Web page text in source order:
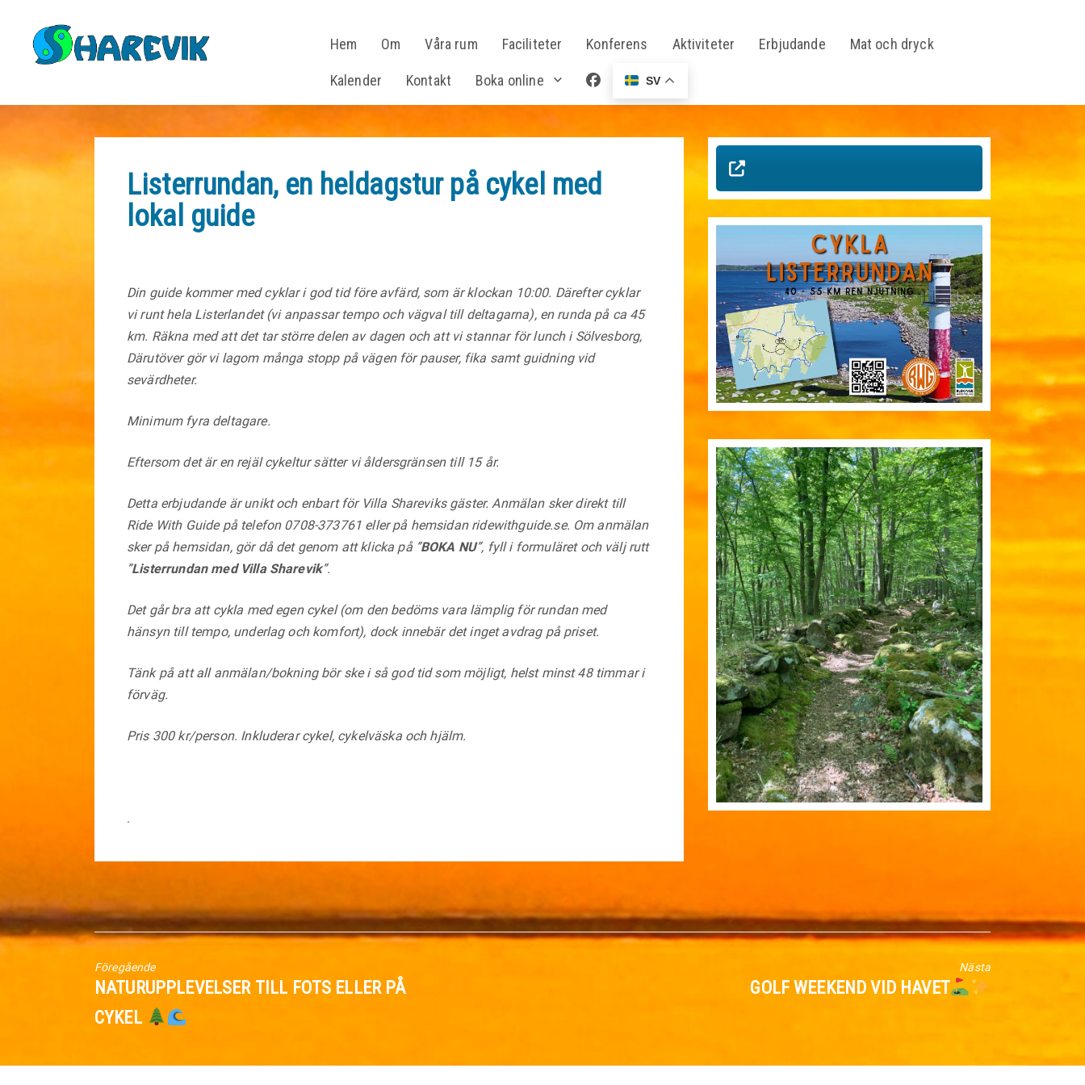
Hem Om Våra rum Faciliteter Konferens Aktiviteter Erbjudande Mat och dryck
Kalender Kontakt Boka online SV
Listerrundan, en heldagstur på cykel med
lokal guide
Din guide kommer med cyklar i god tid före avfärd, som är klockan 10:00. Därefter cyklar
vi runt hela Listerlandet (vi anpassar tempo och vägval till deltagarna), en runda på ca 45
km. Räkna med att det tar större delen av dagen och att vi stannar för lunch i Sölvesborg,
Därutöver gör vi lagom många stopp på vägen för pauser, fika samt guidning vid
sevärdheter.
Minimum fyra deltagare.
Eftersom det är en rejäl cykeltur sätter vi åldersgränsen till 15 år.
Detta erbjudande är unikt och enbart för Villa Shareviks gäster. Anmälan sker direkt till
Ride With Guide på telefon 0708-373761 eller på hemsidan ridewithguide.se. Om anmälan
sker på hemsidan, gör då det genom att klicka på ”BOKA NU”, fyll i formuläret och välj rutt
”Listerrundan med Villa Sharevik”.
Det går bra att cykla med egen cykel (om den bedöms vara lämplig för rundan med
hänsyn till tempo, underlag och komfort), dock innebär det inget avdrag på priset.
Tänk på att all anmälan/bokning bör ske i så god tid som möjligt, helst minst 48 timmar i
förväg.
Pris 300 kr/person. Inkluderar cykel, cykelväska och hjälm.
.
Föregående
Föregående
NATURUPPLEVELSER TILL FOTS ELLER PÅ
CYKEL
Nästa
Nästa
GOLF WEEKEND VID HAVET